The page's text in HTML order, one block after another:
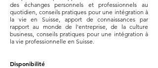
des échanges personnels et professionnels au
quotidien, conseils pratiques pour une intégration à
la vie en Suisse, apport de connaissances par
rapport au monde de l'entreprise, de la culture
business, conseils pratiques pour une intégration à
la vie professionnelle en Suisse.
Disponibilité